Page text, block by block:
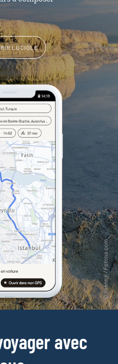
LUCIOLE
avec